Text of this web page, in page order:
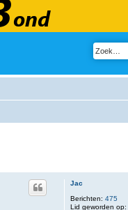
Jac
Berichten: 475
Lid geworden op: